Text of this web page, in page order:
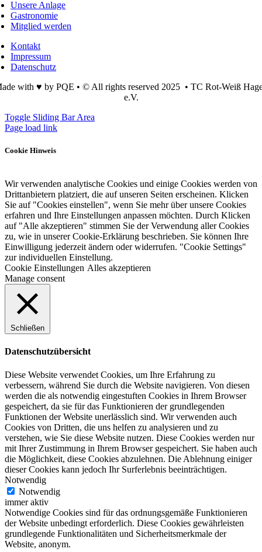
Unsere Anlage
Gastronomie
Mitglied werden
Kontakt
Impressum
Datenschutz
with ♥ by PQE • © All rights reserved 2025 • TC Rot-Weiß
e.V.
Toggle Sliding Bar Area
Page load link
Cookie Hinweis
Wir verwenden analytische Cookies und einige Cookies werden von
Drittanbietern platziert, die auf unseren Seiten erscheinen. Klicken
Sie auf "Cookies einstellen", wenn Sie mehr über unsere Cookies
erfahren und Ihre Einstellungen anpassen möchten. Durch Klicken
auf "Alle akzeptieren" stimmen Sie der Verwendung aller Cookies
zu, wie in unserer Cookie-Erklärung beschrieben. Sie können Ihre
Einwilligung jederzeit ändern oder widerrufen. "Cookie Settings"
zur individuellen Einstellung.
Cookie Einstellungen Alles akzeptieren
Manage consent
Schließen
Datenschutzübersicht
Diese Website verwendet Cookies, um Ihre Erfahrung zu
verbessern, während Sie durch die Website navigieren. Von diesen
werden die als notwendig eingestuften Cookies in Ihrem Browser
gespeichert, da sie für das Funktionieren der grundlegenden
Funktionen der Website unerlässlich sind. Wir verwenden auch
Cookies von Dritten, die uns helfen zu analysieren und zu
verstehen, wie Sie diese Website nutzen. Diese Cookies werden nur
mit Ihrer Zustimmung in Ihrem Browser gespeichert. Sie haben auch
die Möglichkeit, diese Cookies abzulehnen. Die Ablehnung einiger
dieser Cookies kann jedoch Ihr Surferlebnis beeinträchtigen.
Notwendig
Notwendig
immer aktiv
Notwendige Cookies sind für das ordnungsgemäße Funktionieren
der Website unbedingt erforderlich. Diese Cookies gewährleisten
grundlegende Funktionalitäten und Sicherheitsmerkmale der
Website, anonym.